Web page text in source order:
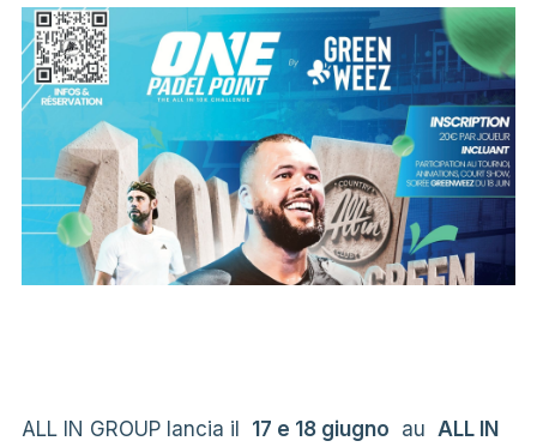
ALL IN GROUP lancia il 17 e 18 giugno au ALL IN